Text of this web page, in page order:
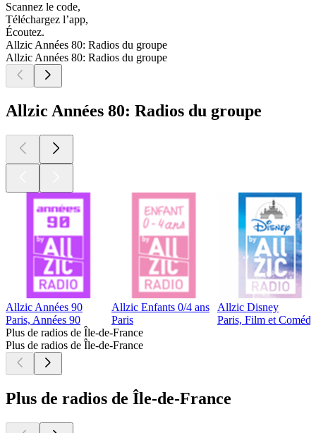
Scannez le code,
Téléchargez l’app,
Écoutez.
Allzic Années 80: Radios du groupe
Allzic Années 80: Radios du groupe
Allzic Années 80: Radios du groupe
Allzic Années 90
Paris, Années 90
Allzic Enfants 0/4 ans
Paris
Allzic Disney
Paris, Film et
Plus de radios de Île-de-France
Plus de radios de Île-de-France
Plus de radios de Île-de-France